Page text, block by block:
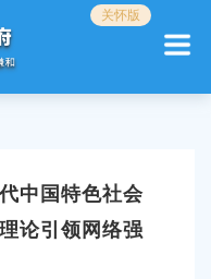
关怀版
中国特色社会
论引领网络强